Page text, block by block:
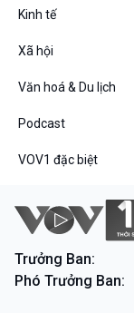
VOV1 đặc biệt
Các chương trình
Kinh tế
Xã hội
Văn hoá & Du lịch
Podcast
VOV1 đặc biệt
Trưởng Ban:
Phó Trưởng Ban: